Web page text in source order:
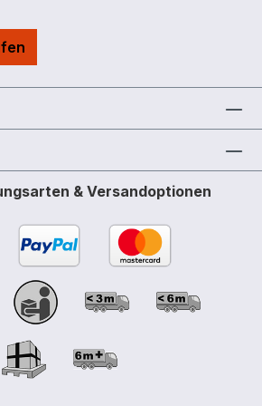
von Fass zu Fass
zu schrauben
/ und Entlüftungsventil,
zur Fixierung hohe
den hohen Förderdruck
geeignet – ca. 25
mit Automatik-
Behälterformen
& Versandoptionen